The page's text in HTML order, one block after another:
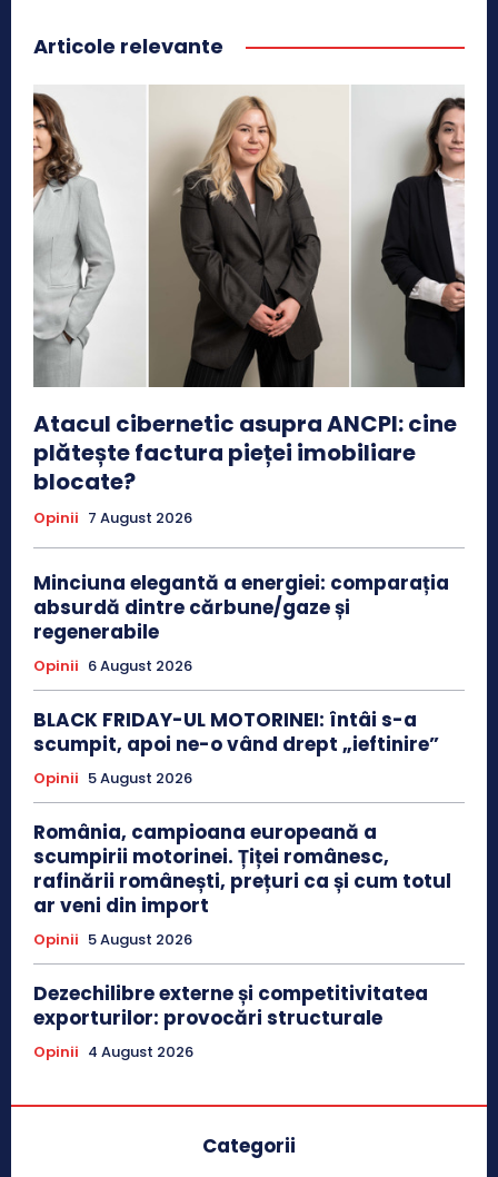
Articole relevante
Atacul cibernetic asupra ANCPI: cine
plătește factura pieței imobiliare
blocate?
Opinii 7 August 2026
Minciuna elegantă a energiei: comparația
absurdă dintre cărbune/gaze și
regenerabile
Opinii 6 August 2026
BLACK FRIDAY-UL MOTORINEI: întâi s-a
scumpit, apoi ne-o vând drept „ieftinire”
Opinii 5 August 2026
România, campioana europeană a
scumpirii motorinei. Țiței românesc,
rafinării românești, prețuri ca și cum totul
ar veni din import
Opinii 5 August 2026
Dezechilibre externe și competitivitatea
exporturilor: provocări structurale
Opinii 4 August 2026
Categorii